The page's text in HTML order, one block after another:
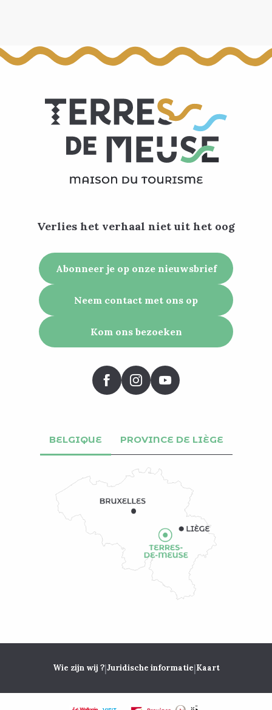
Verlies het verhaal niet uit het oog
Abonneer je op onze nieuwsbrief
Neem contact met ons op
Kom ons bezoeken
BELGIQUE PROVINCE DE LIÈGE
Wie zijn wij ?|Juridische informatie|Kaart